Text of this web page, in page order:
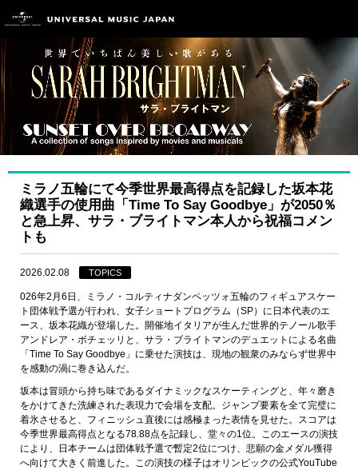
ミラノ五輪にて今季世界最高得点を記録した坂本花
織選手の使用曲「Time To Say Goodbye」が2050％
と急上昇、サラ・ブライトマン本人から祝福コメン
トも
2026.02.08 TOPICS
026年2月6日、ミラノ・コルティナダンペッツォ五輪のフィギュアスケー
ト団体戦予選が行われ、女子ショートプログラム（SP）に日本代表のエ
ース、坂本花織が登場した。開催地イタリアが生んだ世界的テノール歌手
アンドレア・ボチェッリと、サラ・ブライトマンのデュエットによる名曲
「Time To Say Goodbye」に乗せた演技は、現地の観衆のみならず世界中
を感動の渦に巻き込んだ。
坂本は冒頭から持ち味であるダイナミックなスケーティングと、年々磨き
をかけてきた洗練された表現力で会場を支配。ジャンプ要素を全て完璧に
着氷させると、フィニッシュ直後には感極まった表情を見せた。スコアは
今季世界最高得点となる78.88点を記録し、堂々の1位。このエースの演技
により、日本チームは団体戦予選で暫定2位につけ、悲願の金メダル獲得
へ向けて大きく前進した。この演技の様子はオリンピックの公式YouTube